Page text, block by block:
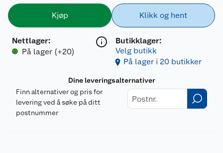
Kjøp
Nettlager:
På lager (+20)
Klikk og hent
Butikklager:
Velg butikk
På lager i 20 butikker
Dine leveringsalternativer
Finn alternativer og pris for
levering ved å søke på ditt
postnummer